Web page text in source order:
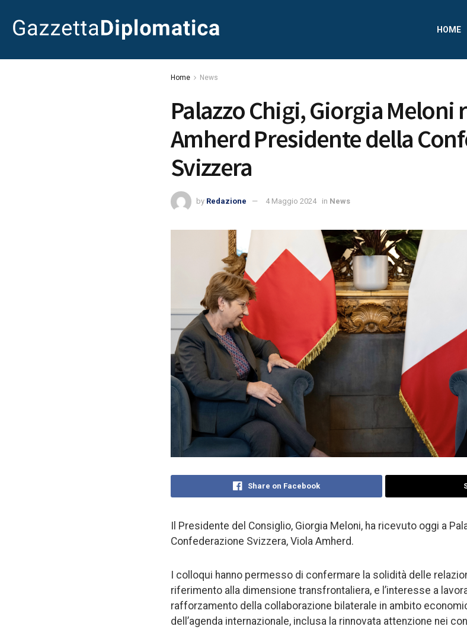
HOME
Home News
Palazzo Chigi, Giorgia Meloni
Amherd Presidente della
Svizzera
by Redazione 4 Maggio 2024 in News
Share on Facebook
Il Presidente del Consiglio, Giorgia Meloni, ha ricevuto oggi a
Confederazione Svizzera, Viola Amherd.
I colloqui hanno permesso di confermare la solidità delle
riferimento alla dimensione transfrontaliera, e l’interesse a
rafforzamento della collaborazione bilaterale in ambito
dell’agenda internazionale, inclusa la rinnovata attenzione nei